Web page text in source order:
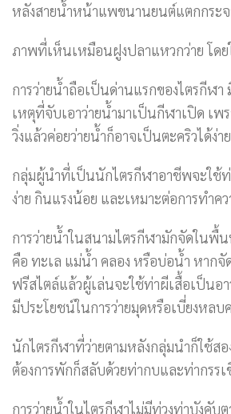
หลังสายน้ำหน้าแพขนานยนต์แตกกระจ
ภาพที่เห็นเหมือนฝูงปลาแหวกว่าย โด
การว่ายน้ำถือเป็นด่านแรกของไตรกีฬา
เหตุที่จับเอาว่ายน้ำมาเป็นกีฬาเปิด เพ
วิ่งแล้วค่อยว่ายน้ำก็อาจเป็นตะคริวได้ง่าย
กลุ่มผู้นำที่เป็นนักไตรกีฬาอาชีพจะใช้
ง่าย กินแรงน้อย และเหมาะต่อการทำคว
การว่ายน้ำในสนามไตรกีฬามักจัดในพื้
คือ ทะเล แม่น้ำ คลอง หรือบ่อน้ำ หาก
ฟรีสไตล์แล้วผู้เล่นจะใช้ท่าผีเสื้อเป็นอ
มีประโยชน์ในการว่ายมุดหรือเบี่ยงหลบ
นักไตรกีฬาที่ว่ายตามหลังกลุ่มนำก็ใช้ส
ต้องการพักก็สลับด้วยท่ากบและท่ากรรเ
การว่ายน้ำในไตรกีฬาไม่มีท่วงท่าบังคับต